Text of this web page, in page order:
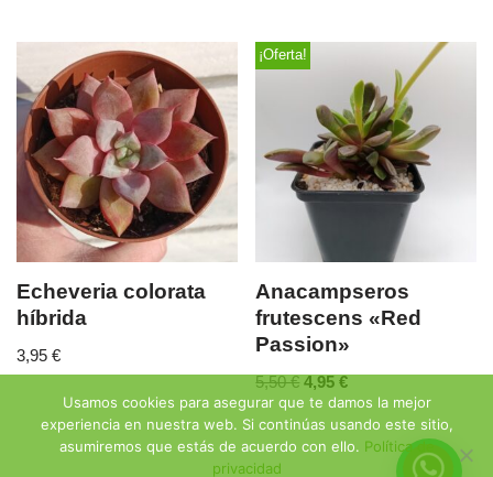
Echeveria colorata
híbrida
3,95 €
¡Oferta!
Anacampseros
frutescens «Red
Passion»
5,50€ 4,95€
Usamos cookies para asegurar que te damos la mejor
experiencia en nuestra web. Si continúas usando este sitio,
asumiremos que estás de acuerdo con ello. Política de
privacidad